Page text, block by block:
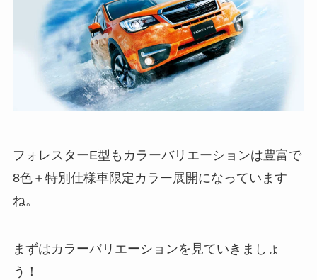
フォレスターE型もカラーバリエーションは豊富で
8色＋特別仕様車限定カラー展開になっています
ね。
まずはカラーバリエーションを見ていきましょ
う！